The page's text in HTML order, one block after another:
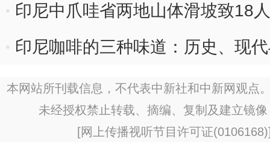
印尼中爪哇省两地山体滑坡致18
印尼咖啡的三种味道：历史、现
本网站所刊载信息，不代表中新社和中新网观点
未经授权禁止转载、摘编、复制及建立镜
[网上传播视听节目许可证(0106168)